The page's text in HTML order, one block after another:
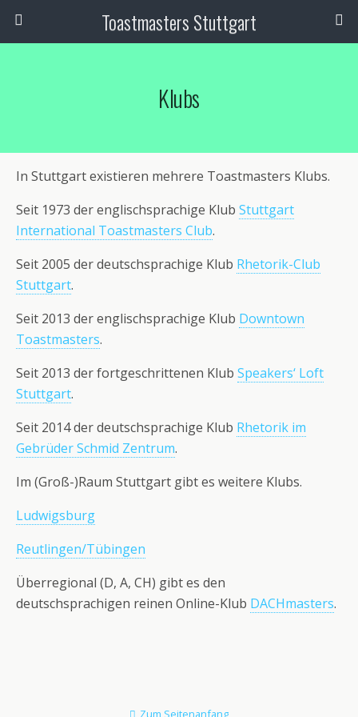
Toastmasters Stuttgart
Klubs
In Stuttgart existieren mehrere Toastmasters Klubs.
Seit 1973 der englischsprachige Klub Stuttgart
International Toastmasters Club.
Seit 2005 der deutschsprachige Klub Rhetorik-Club
Stuttgart.
Seit 2013 der englischsprachige Klub Downtown
Toastmasters.
Seit 2013 der fortgeschrittenen Klub Speakers‘ Loft
Stuttgart.
Seit 2014 der deutschsprachige Klub Rhetorik im
Gebrüder Schmid Zentrum.
Im (Groß-)Raum Stuttgart gibt es weitere Klubs.
Ludwigsburg
Reutlingen/Tübingen
Überregional (D, A, CH) gibt es den
deutschsprachigen reinen Online-Klub DACHmasters.
Zum Seitenanfang